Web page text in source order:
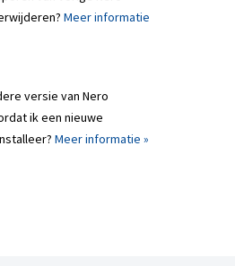
Meer informatie
versie van Nero
ik een nieuwe
Meer informatie »